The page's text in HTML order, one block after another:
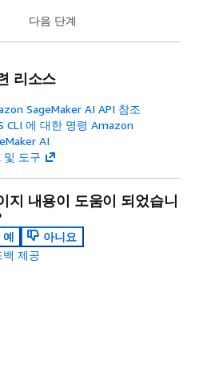
다음 단계
리소스
SageMaker AI API 참조
CLI 에 대한 명령 Amazon
AI
및 도구
지 내용이 도움이 되었습니
예
아니요
백 제공